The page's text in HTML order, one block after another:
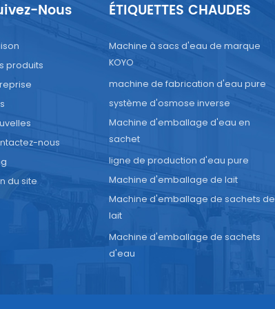
en fonction des différents besoins
et la forme d'emballage peuvent être
d'un machine de remplissage de sauce, vous
compte des facteurs tels que les besoins en
du produit, l'échelle de production, les normes
Il est préférable de communiquer et de
avec notre entreprise pour choisir l'équipement
Les caractéristiques et spécifications
peuvent varier selon le fabricant et le
Nous
produits
nous
du site
ÉTIQUETTES CHAUDES
Machine à sacs d'eau de marque
KOYO
machine de fabrication d'eau pure
système d'osmose inverse
Machine d'emballage d'eau en
sachet
ligne de production d'eau pure
Machine d'emballage de lait
Machine d'emballage de sachets de
lait
Machine d'emballage de sachets
d'eau